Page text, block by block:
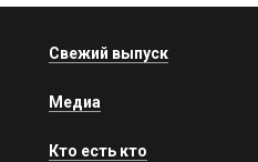
Свежий выпуск
Медиа
Кто есть кто